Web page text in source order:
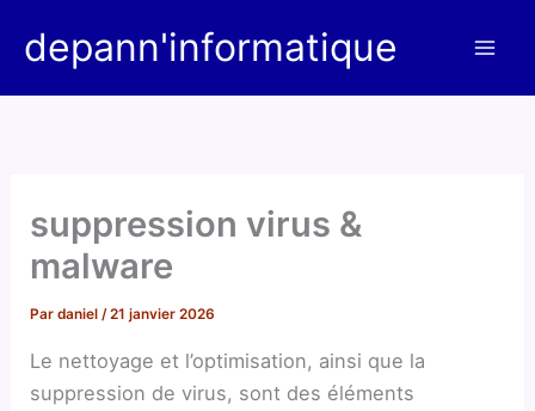
depann'informatique
suppression virus &
malware
Pardaniel/21 janvier 2026
Le nettoyage et l’optimisation, ainsi que la
suppression de virus, sont des éléments